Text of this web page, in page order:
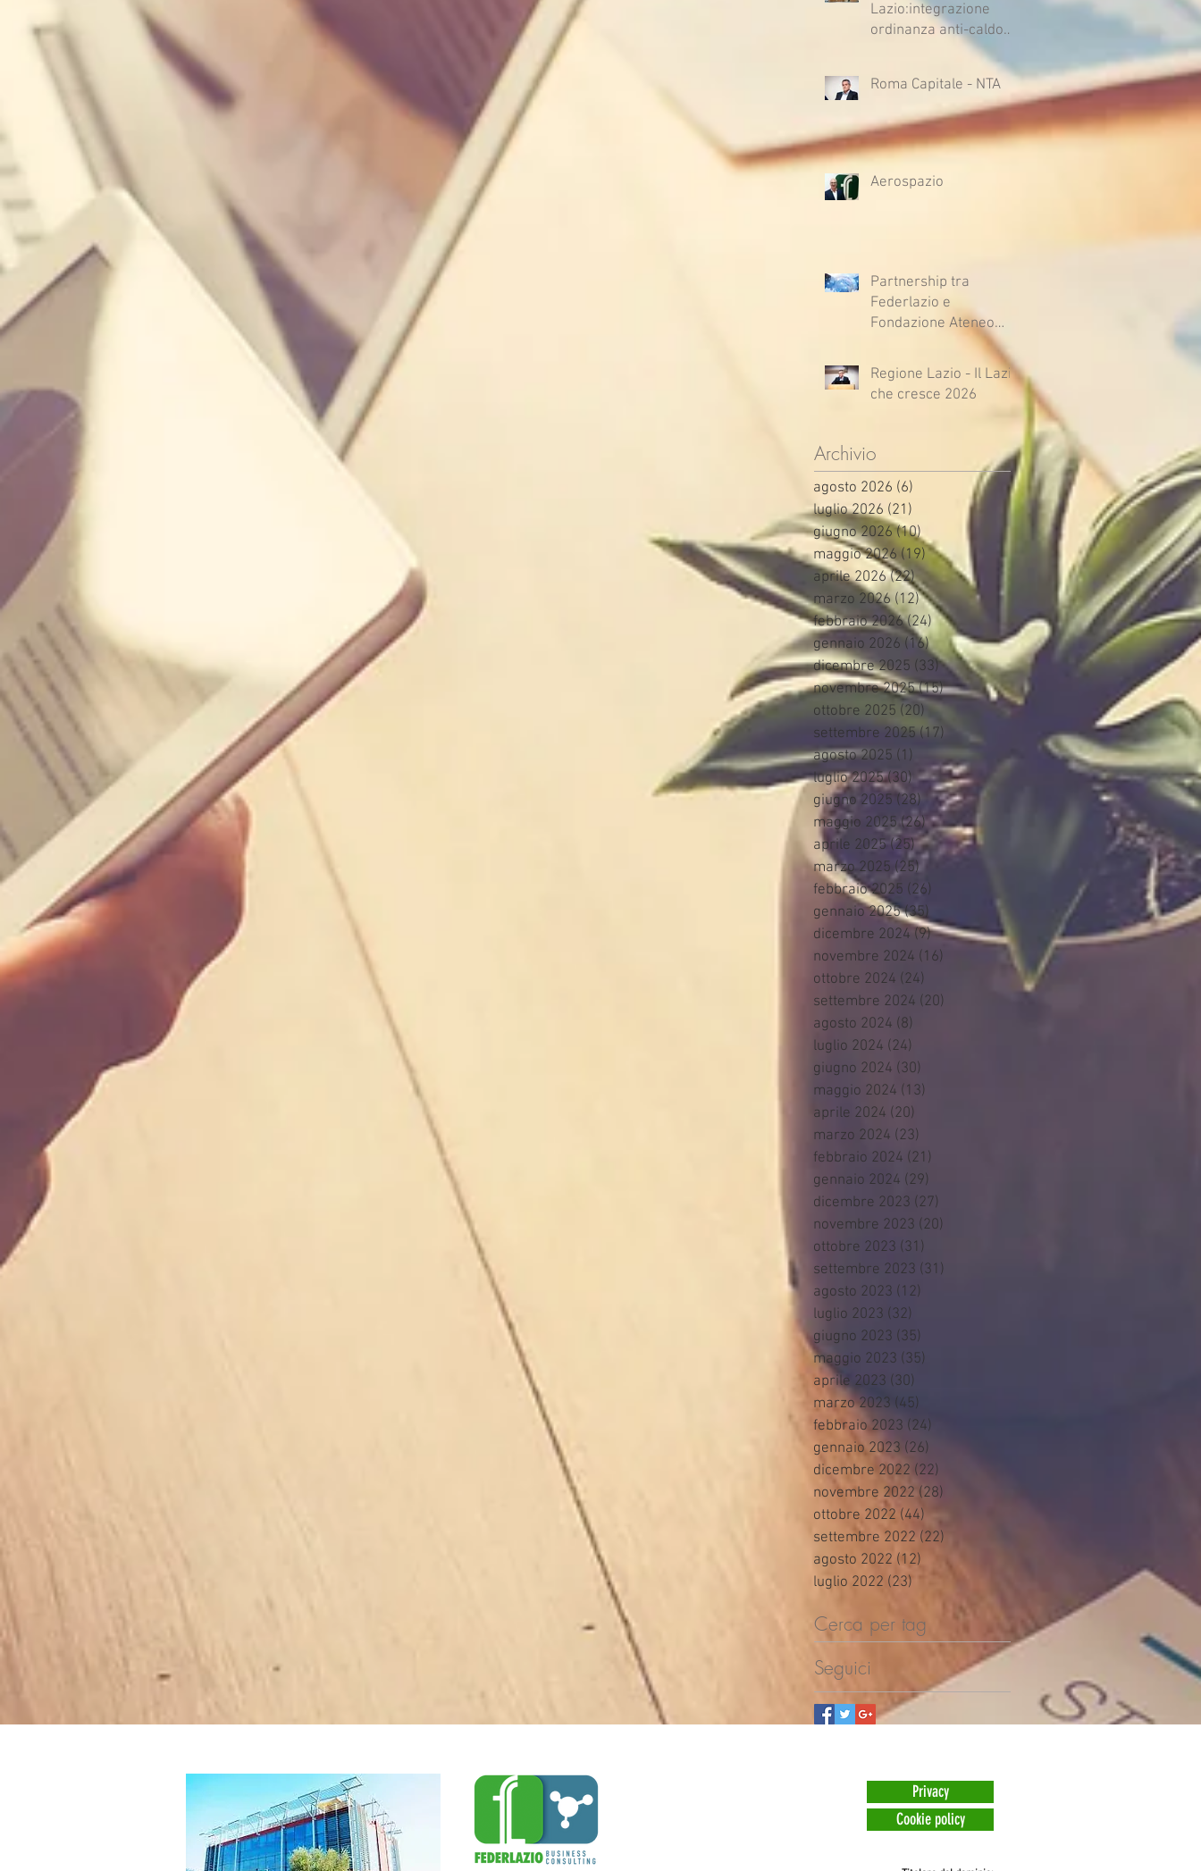
Lazio:integrazione
ordinanza anti-caldo
per l'estate 2026
Roma Capitale - NTA
Aerospazio
Partnership tra
Federlazio e
Fondazione Ateneo
Regione Lazio - Il Lazio
che cresce 2026
Archivio
agosto 2026 (6)
luglio 2026 (21)
giugno 2026 (10)10 post
maggio 2026 (19) 19 post
aprile 2026 (22)22 post
marzo 2026 (12)12 post
febbraio 2026 (24) 24 post
gennaio 2026 (16)16 post
dicembre 2025 (33)33 post
novembre 2025 (15)15 post
ottobre 2025 (20) 20 post
settembre 2025 (17) 17 post
agosto 2025 (1) 1 post
luglio 2025 (30) 30 post
giugno 2025 (28) 28 post
maggio 2025 (26)26 post
aprile 2025 (25)25 post
marzo 2025 (25)
febbraio 2025 (26)
gennaio 2025 (35)
dicembre 2024 (9)9 post
novembre 2024 (16)
ottobre 2024 (24)
settembre 2024 (20)
agosto 2024 (8)
luglio 2024 (24)
giugno 2024 (30)
maggio 2024 (13)
aprile 2024 (20)
marzo 2024 (23)
febbraio 2024 (21)
gennaio 2024 (29)
dicembre 2023 (27)
novembre 2023 (20)
ottobre 2023 (31)
settembre 2023 (31)
agosto 2023 (12)
luglio 2023 (32)
giugno 2023 (35)
maggio 2023 (35)
aprile 2023 (30)
marzo 2023 (45)
febbraio 2023 (24)
gennaio 2023 (26)
dicembre 2022 (22)
novembre 2022 (28)
ottobre 2022 (44) 44 post
settembre 2022 (22)
agosto 2022 (12) 12 post
luglio 2022 (23)
Cerca per tag
Seguici
Privacy
Cookie policy